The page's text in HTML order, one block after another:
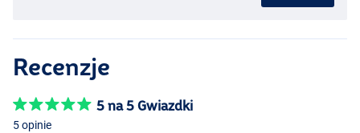
Recenzje
5 na 5 Gwiazdki
5 opinie